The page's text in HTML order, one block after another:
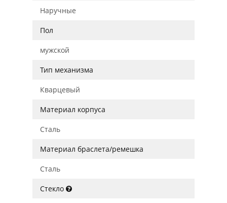
Наручные
Пол
мужской
Тип механизма
Кварцевый
Материал корпуса
Сталь
Материал браслета/ремешка
Сталь
Стекло